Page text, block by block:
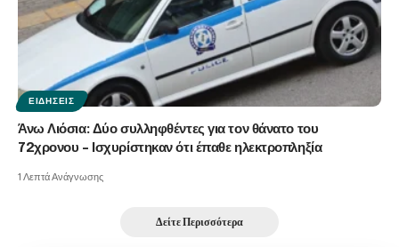
ΕΙΔΉΣΕΙΣ
Άνω Λιόσια: Δύο συλληφθέντες για τον θάνατο του
72χρονου – Ισχυρίστηκαν ότι έπαθε ηλεκτροπληξία
1 Λεπτά Ανάγνωσης
Δείτε Περισσότερα